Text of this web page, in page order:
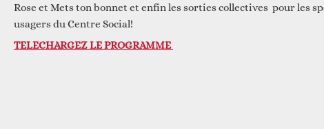
Rose et Mets ton bonnet et enfin les sorties collectives pour les
usagers du Centre Social!
TELECHARGEZ LE PROGRAMME